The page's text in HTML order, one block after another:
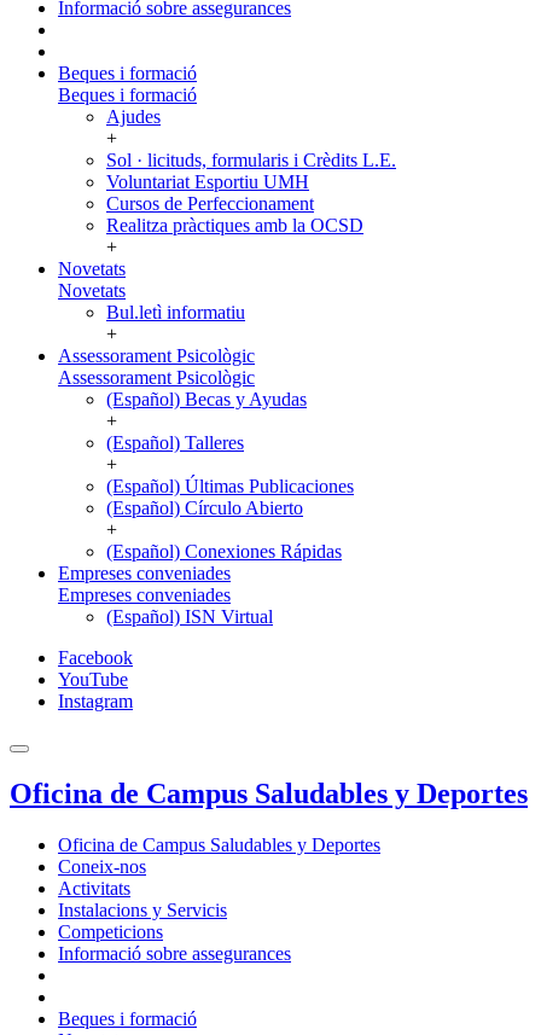
Informació sobre assegurances
Beques i formació
Beques i formació
Ajudes
+
Sol · licituds, formularis i Crèdits L.E.
Voluntariat Esportiu UMH
Cursos de Perfeccionament
Realitza pràctiques amb la OCSD
+
Novetats
Novetats
Bul.letì informatiu
+
Assessorament Psicològic
Assessorament Psicològic
(Español) Becas y Ayudas
+
(Español) Talleres
+
(Español) Últimas Publicaciones
(Español) Círculo Abierto
+
(Español) Conexiones Rápidas
Empreses conveniades
Empreses conveniades
(Español) ISN Virtual
Facebook
YouTube
Instagram
Oficina de Campus Saludables y Deportes
Oficina de Campus Saludables y Deportes
Coneix-nos
Activitats
Instalacions y Servicis
Competicions
Informació sobre assegurances
Beques i formació